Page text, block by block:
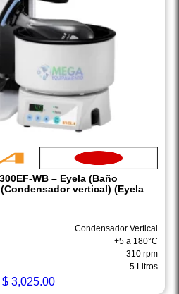
WB – Eyela (Baño
vertical) (Eyela
Condensador Vertical
+5 a 180°C
310 rpm
5 Litros
$3,025.00